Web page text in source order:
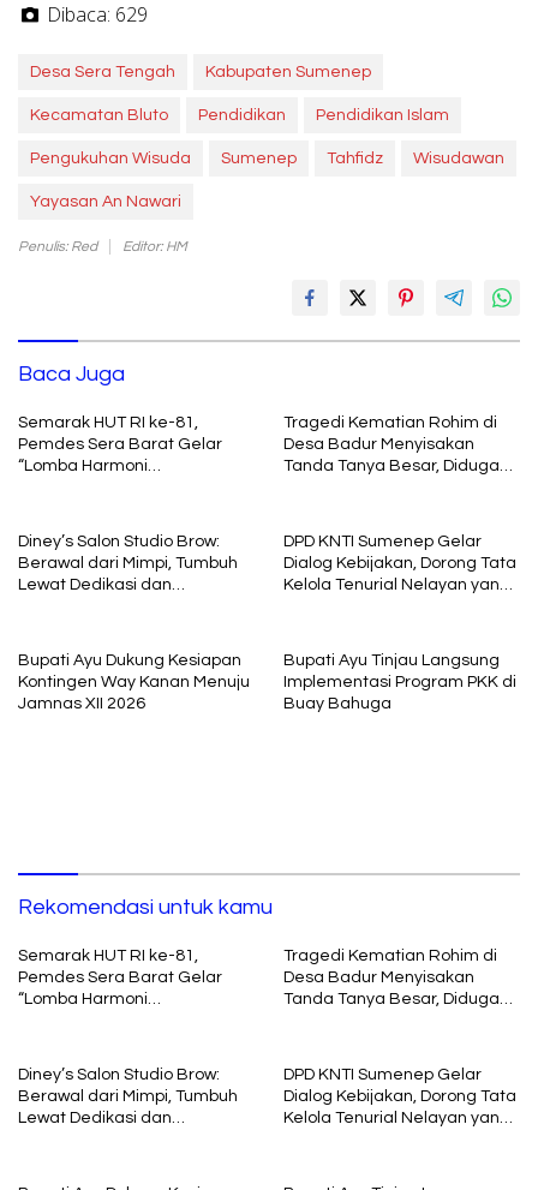
Dibaca: 629
Desa Sera Tengah Kabupaten Sumenep
Kecamatan Bluto Pendidikan Pendidikan Islam
Pengukuhan Wisuda Sumenep Tahfidz Wisudawan
Yayasan An Nawari
Penulis: Red Editor: HM
Baca Juga
Semarak HUT RI ke-81,
Pemdes Sera Barat Gelar
“Lomba Harmoni
Tragedi Kematian Rohim di
Desa Badur Menyisakan
Tanda Tanya Besar, Diduga
Diney’s Salon Studio Brow:
Berawal dari Mimpi, Tumbuh
Lewat Dedikasi dan
DPD KNTI Sumenep Gelar
Dialog Kebijakan, Dorong Tata
Kelola Tenurial Nelayan yang
Bupati Ayu Dukung Kesiapan
Kontingen Way Kanan Menuju
Jamnas XII 2026
Bupati Ayu Tinjau Langsung
Implementasi Program PKK di
Buay Bahuga
Rekomendasi untuk kamu
Semarak HUT RI ke-81,
Pemdes Sera Barat Gelar
“Lomba Harmoni
Tragedi Kematian Rohim di
Desa Badur Menyisakan
Tanda Tanya Besar, Diduga
Diney’s Salon Studio Brow:
Berawal dari Mimpi, Tumbuh
Lewat Dedikasi dan
DPD KNTI Sumenep Gelar
Dialog Kebijakan, Dorong Tata
Kelola Tenurial Nelayan yang